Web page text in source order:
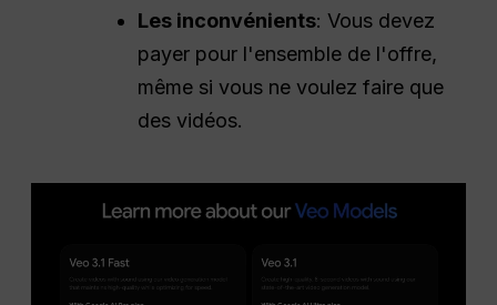
Les inconvénients: Vous devez
payer pour l'ensemble de l'offre,
même si vous ne voulez faire que
des vidéos.